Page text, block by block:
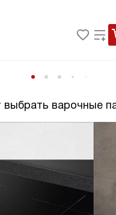
выбрать варочные